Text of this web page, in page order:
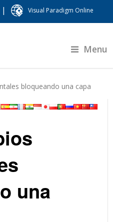
| Visual Paradigm Online
Menu
bloqueando una capa
una